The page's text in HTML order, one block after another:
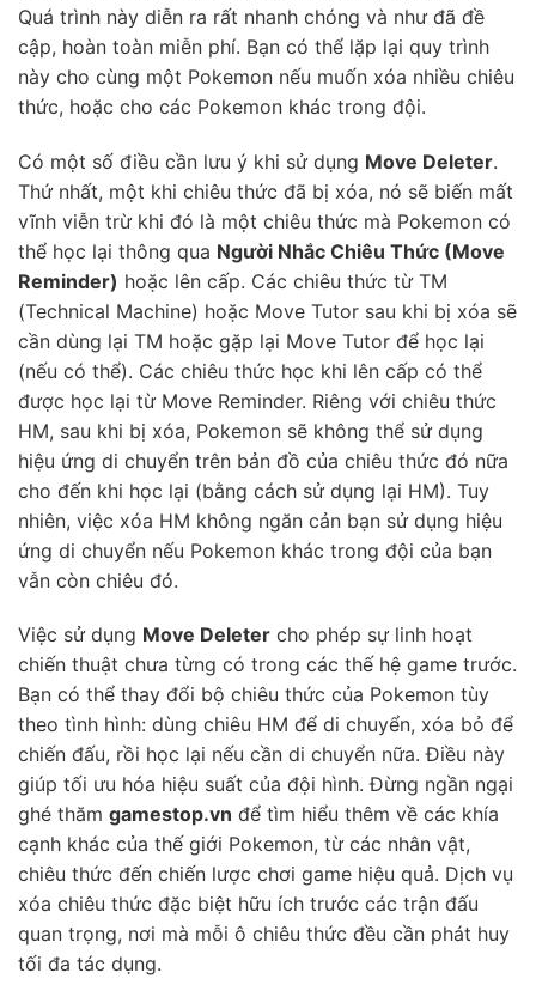
Quá trình này diễn ra rất nhanh chóng và như đã đề
cập, hoàn toàn miễn phí. Bạn có thể lặp lại quy trình
này cho cùng một Pokemon nếu muốn xóa nhiều chiêu
thức, hoặc cho các Pokemon khác trong đội.
Có một số điều cần lưu ý khi sử dụng Move Deleter.
Thứ nhất, một khi chiêu thức đã bị xóa, nó sẽ biến mất
vĩnh viễn trừ khi đó là một chiêu thức mà Pokemon có
thể học lại thông qua Người Nhắc Chiêu Thức (Move
Reminder) hoặc lên cấp. Các chiêu thức từ TM
(Technical Machine) hoặc Move Tutor sau khi bị xóa sẽ
cần dùng lại TM hoặc gặp lại Move Tutor để học lại
(nếu có thể). Các chiêu thức học khi lên cấp có thể
được học lại từ Move Reminder. Riêng với chiêu thức
HM, sau khi bị xóa, Pokemon sẽ không thể sử dụng
hiệu ứng di chuyển trên bản đồ của chiêu thức đó nữa
cho đến khi học lại (bằng cách sử dụng lại HM). Tuy
nhiên, việc xóa HM không ngăn cản bạn sử dụng hiệu
ứng di chuyển nếu Pokemon khác trong đội của bạn
vẫn còn chiêu đó.
Việc sử dụng Move Deleter cho phép sự linh hoạt
chiến thuật chưa từng có trong các thế hệ game trước.
Bạn có thể thay đổi bộ chiêu thức của Pokemon tùy
theo tình hình: dùng chiêu HM để di chuyển, xóa bỏ để
chiến đấu, rồi học lại nếu cần di chuyển nữa. Điều này
giúp tối ưu hóa hiệu suất của đội hình. Đừng ngần ngại
ghé thăm gamestop.vn để tìm hiểu thêm về các khía
cạnh khác của thế giới Pokemon, từ các nhân vật,
chiêu thức đến chiến lược chơi game hiệu quả. Dịch vụ
xóa chiêu thức đặc biệt hữu ích trước các trận đấu
quan trọng, nơi mà mỗi ô chiêu thức đều cần phát huy
tối đa tác dụng.